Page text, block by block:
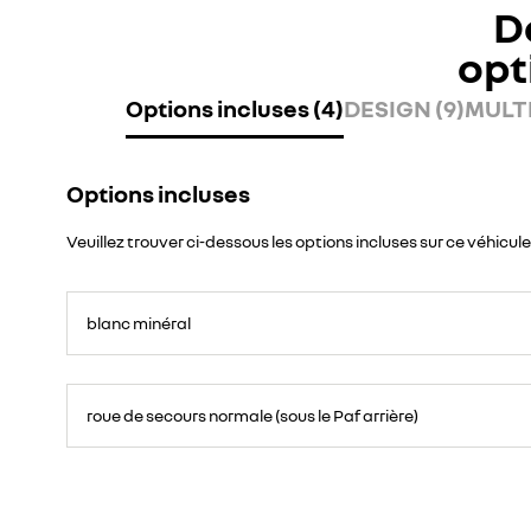
Options incluses (4)DESIGN (9)
Options incluses
Veuillez trouver ci-dessous les options incluses sur ce véhicule
blanc minéral
roue de secours normale (sous le Paf arrière)